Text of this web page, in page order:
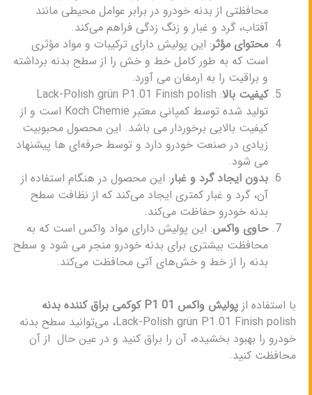
محافظتی از بدنه خودرو در برابر عوامل محیطی مانند
آفتاب، گرد و غبار و زنگ زدگی فراهم می‌کند.
محتوای مؤثر: این پولیش دارای ترکیبات و مواد مؤثری
است که به طور کامل خط و خش را از سطح بدنه برداشته
و براقیت را به ارمغان می‌ آورد.
کیفیت بالا : Lack-Polish grün P1.01 Finish polish
تولید شده توسط کمپانی معتبر Koch Chemie است و از
کیفیت بالایی برخوردار می‌ باشد. این محصول محبوبیت
زیادی در صنعت خودرو دارد و توسط حرفه‌ای‌ ها پیشنهاد
می‌ شود.
بدون ایجاد گرد و غبار: این محصول در هنگام استفاده از
آن، گرد و غبار کمتری ایجاد می‌کند که از نظافت سطح
بدنه خودرو حفاظت می‌کند.
حاوی واکس: این پولیش دارای مواد واکس است که به
محافظت بیشتری برای بدنه خودرو منجر می شود و سطح
بدنه را از خط و خش‌های آتی محافظت می‌کند.
با استفاده از پولیش واکس P1 01 کوکمی براق کننده بدنه
Lack-Polish grün P1.01 Finish polish، می‌توانید سطح بدنه
خودرو را بهبود بخشیده، آن را براق کنید و در عین حال از آن
محافظت کنید.